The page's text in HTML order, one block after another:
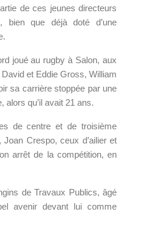
de ces jeunes directeurs
bien que déjà doté d’une
joué au rugby à Salon, aux
et Eddie Gross, William
sa carrière stoppée par une
alors qu’il avait 21 ans.
de centre et de troisième
Crespo, ceux d’ailier et
arrêt de la compétition, en
de Travaux Publics, âgé
avenir devant lui comme